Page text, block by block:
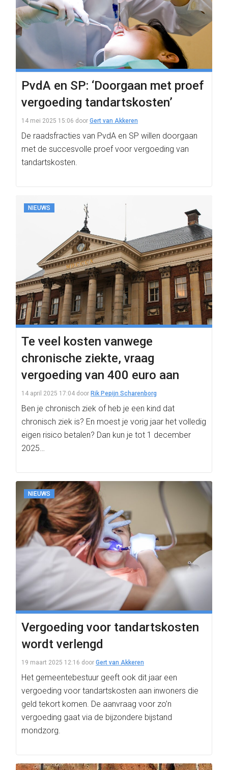
PvdA en SP: ‘Doorgaan met proef
vergoeding tandartskosten’
14 mei 2025 15:06 door Gert van Akkeren
De raadsfracties van PvdA en SP willen doorgaan
met de succesvolle proef voor vergoeding van
tandartskosten.
NIEUWS
Te veel kosten vanwege
chronische ziekte, vraag
vergoeding van 400 euro aan
14 april 2025 17:04 door Rik Pepijn Scharenborg
Ben je chronisch ziek of heb je een kind dat
chronisch ziek is? En moest je vorig jaar het volledig
eigen risico betalen? Dan kun je tot 1 december
2025…
NIEUWS
Vergoeding voor tandartskosten
wordt verlengd
19 maart 2025 12:16 door Gert van Akkeren
Het gemeentebestuur geeft ook dit jaar een
vergoeding voor tandartskosten aan inwoners die
geld tekort komen. De aanvraag voor zo’n
vergoeding gaat via de bijzondere bijstand
mondzorg.